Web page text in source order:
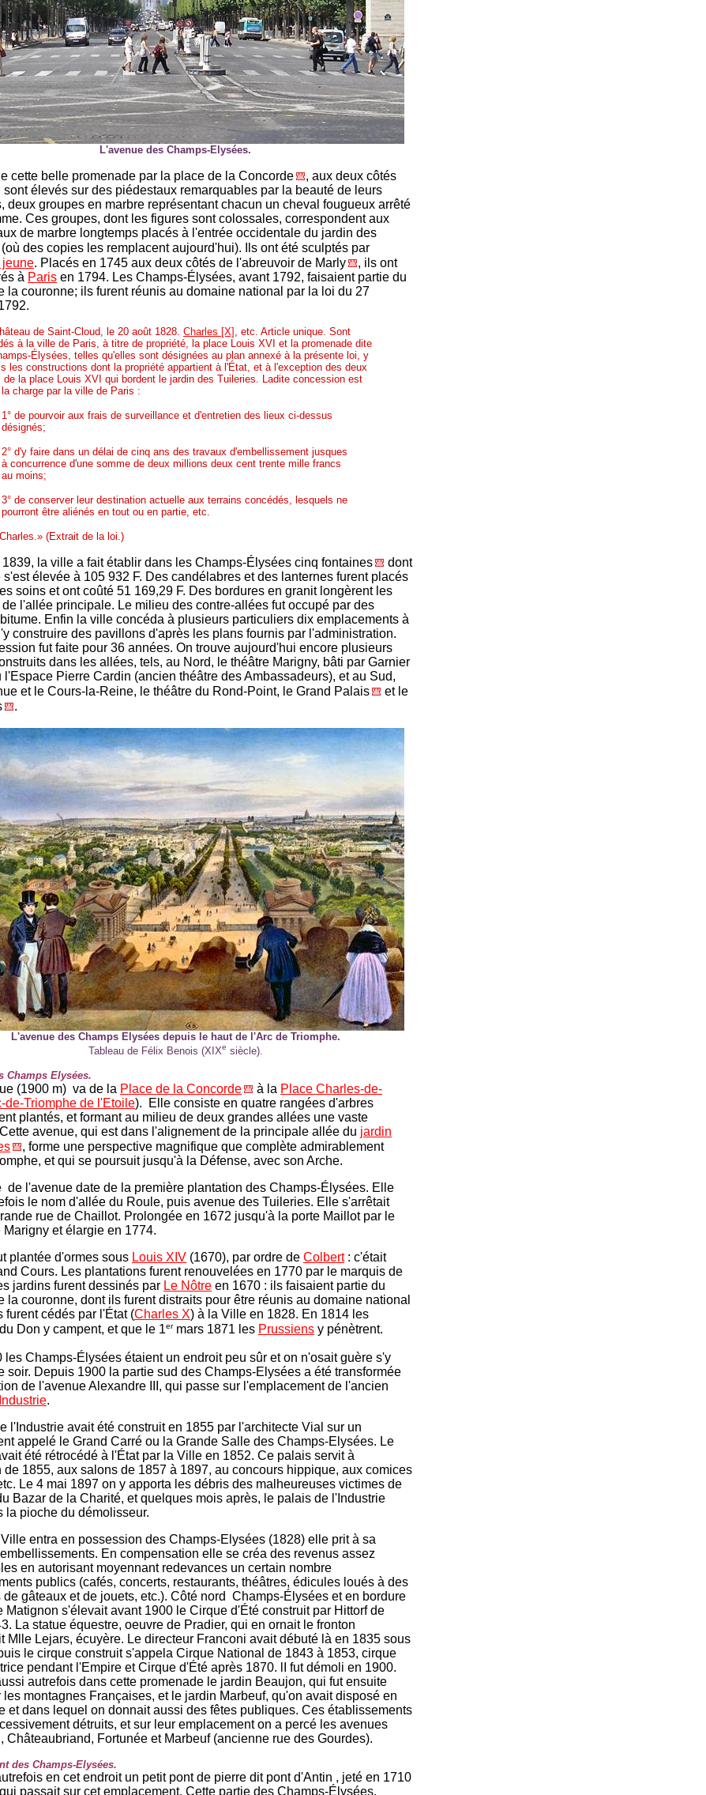
L'avenue des Champs-Elysées.
cette belle promenade par la place de la Concorde
, aux deux côtés
sont élevés sur des piédestaux remarquables par la beauté de leurs
deux groupes en marbre représentant chacun un cheval fougueux arrêté
Ces groupes, dont les figures sont colossales, correspondent aux
de marbre longtemps placés à l'entrée occidentale du jardin des
(où des copies les remplacent aujourd'hui). Ils ont été sculptés par
jeune. Placés en 1745 aux deux côtés de l'abreuvoir de Marly
, ils ont
à Paris en 1794. Les Champs-Élysées, avant 1792, faisaient partie du
la couronne; ils furent réunis au domaine national par la loi du 27
de Saint-Cloud, le 20 août 1828. Charles [X] , etc. Article unique. Sont
à la ville de Paris, à titre de propriété, la place Louis XVI et la promenade dite
Élysées, telles qu'elles sont désignées au plan annexé à la présente loi, y
les constructions dont la propriété appartient à l'État, et à l'exception des deux
de la place Louis XVI qui bordent le jardin des Tuileries. Ladite concession est
charge par la ville de Paris :
1° de pourvoir aux frais de surveillance et d'entretien des lieux ci-dessus
désignés;
2° d'y faire dans un délai de cinq ans des travaux d'embellissement jusques
à concurrence d'une somme de deux millions deux cent trente mille francs
au moins;
3° de conserver leur destination actuelle aux terrains concédés, lesquels ne
pourront être aliénés en tout ou en partie, etc.
(Extrait de la loi.)
1839, la ville a fait établir dans les Champs-Élysées cinq fontaines
dont
s'est élevée à 105 932 F. Des candélabres et des lanternes furent placés
soins et ont coûté 51 169,29 F. Des bordures en granit longèrent les
l'allée principale. Le milieu des contre-allées fut occupé par des
Enfin la ville concéda à plusieurs particuliers dix emplacements à
construire des pavillons d'après les plans fournis par l'administration.
fut faite pour 36 années. On trouve aujourd'hui encore plusieurs
dans les allées, tels, au Nord, le théâtre Marigny, bâti par Garnier
l'Espace Pierre Cardin (ancien théâtre des Ambassadeurs), et au Sud,
et le Cours-la-Reine, le théâtre du Rond-Point, le Grand Palais
et le
.
-
L'avenue des Champs Elysées depuis le haut de l'Arc de Triomphe.
Tableau de Félix Benois (XIXe siècle).
Champs Elysées.
(1900 m) va de la Place de la Concorde à la Place Charles-de-
de-Triomphe de l'Etoile). Elle consiste en quatre rangées d'arbres
plantés, et formant au milieu de deux grandes allées une vaste
avenue, qui est dans l'alignement de la principale allée du jardin
, forme une perspective magnifique que complète admirablement
et qui se poursuit jusqu'à la Défense, avec son Arche.
de l'avenue date de la première plantation des Champs-Élysées. Elle
le nom d'allée du Roule, puis avenue des Tuileries. Elle s'arrêtait
rue de Chaillot. Prolongée en 1672 jusqu'à la porte Maillot par le
Marigny et élargie en 1774.
plantée d'ormes sous Louis XIV (1670), par ordre de Colbert: c'était
Cours. Les plantations furent renouvelées en 1770 par le marquis de
jardins furent dessinés par Le Nôtre en 1670 : ils faisaient partie du
la couronne, dont ils furent distraits pour être réunis au domaine national
furent cédés par l'État (Charles X) à la Ville en 1828. En 1814 les
du Don y campent, et que le 1ermars 1871 les Prussiens y pénètrent.
les Champs-Élysées étaient un endroit peu sûr et on n'osait guère s'y
soir. Depuis 1900 la partie sud des Champs-Elysées a été transformée
de l'avenue Alexandre III, qui passe sur l'emplacement de l'ancien
.
l'Industrie avait été construit en 1855 par l'architecte Vial sur un
appelé le Grand Carré ou la Grande Salle des Champs-Elysées. Le
été rétrocédé à l'État par la Ville en 1852. Ce palais servit à
de 1855, aux salons de 1857 à 1897, au concours hippique, aux comices
Le 4 mai 1897 on y apporta les débris des malheureuses victimes de
Bazar de la Charité, et quelques mois après, le palais de l'Industrie
la pioche du démolisseur.
entra en possession des Champs-Elysées (1828) elle prit à sa
En compensation elle se créa des revenus assez
en autorisant moyennant redevances un certain nombre
publics (cafés, concerts, restaurants, théâtres, édicules loués à des
de gâteaux et de jouets, etc.). Côté nord Champs-Élysées et en bordure
Matignon s'élevait avant 1900 le Cirque d'Été construit par Hittorf de
La statue équestre, oeuvre de Pradier, qui en ornait le fronton
Mlle Lejars, écuyère. Le directeur Franconi avait débuté là en 1835 sous
le cirque construit s'appela Cirque National de 1843 à 1853, cirque
pendant l'Empire et Cirque d'Été après 1870. lI fut démoli en 1900.
autrefois dans cette promenade le jardin Beaujon, qui fut ensuite
les montagnes Françaises, et le jardin Marbeuf, qu'on avait disposé en
et dans lequel on donnait aussi des fêtes publiques. Ces établissements
détruits, et sur leur emplacement on a percé les avenues
Châteaubriand, Fortunée et Marbeuf (ancienne rue des Gourdes).
des Champs-Elysées.
en cet endroit un petit pont de pierre dit pont d'Antin , jeté en 1710
passait sur cet emplacement. Cette partie des Champs-Élysées,